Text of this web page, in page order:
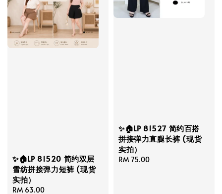
✨🏠LP 81520 简约双层
雪纺拼接弹力短裤 (现货
实拍）
Regular
RM 63.00
✨🏠LP 81527 简约百搭
拼接弹力直腿长裤 (现货
实拍）
Regular
RM 75.00